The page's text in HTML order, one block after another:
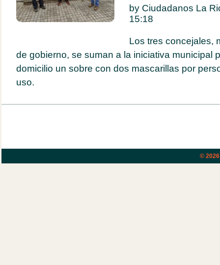
by Ciudadanos La
15:18
Los tres concejales,
de gobierno, se suman a la iniciativa municipal
domicilio un sobre con dos mascarillas por
uso.
©